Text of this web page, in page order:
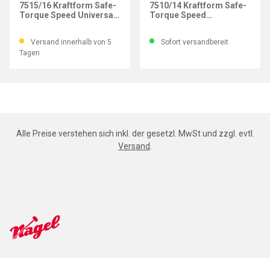
7515/16 Kraftform Safe-
Torque Speed Universal
Versand innerhalb von 5
Tagen
7510/14 Kraftform Safe-
Torque Speed
Sofort versandbereit
Alle Preise verstehen sich inkl. der gesetzl. MwSt und zzgl. evtl.
Versand